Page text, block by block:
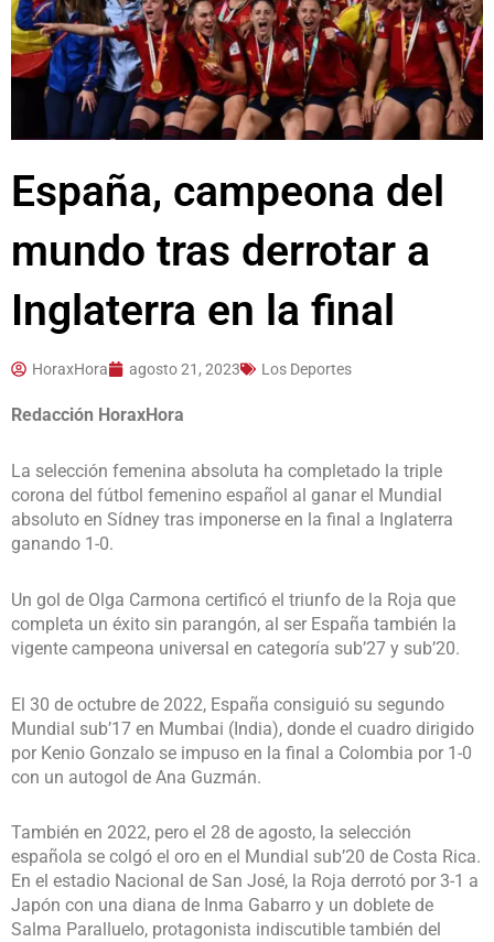
España, campeona del
mundo tras derrotar a
Inglaterra en la final
HoraxHora agosto 21, 2023 Los Deportes
Redacción HoraxHora
La selección femenina absoluta ha completado la triple
corona del fútbol femenino español al ganar el Mundial
absoluto en Sídney tras imponerse en la final a Inglaterra
ganando 1-0.
Un gol de Olga Carmona certificó el triunfo de la Roja que
completa un éxito sin parangón, al ser España también la
vigente campeona universal en categoría sub’27 y sub’20.
El 30 de octubre de 2022, España consiguió su segundo
Mundial sub’17 en Mumbai (India), donde el cuadro dirigido
por Kenio Gonzalo se impuso en la final a Colombia por 1-0
con un autogol de Ana Guzmán.
También en 2022, pero el 28 de agosto, la selección
española se colgó el oro en el Mundial sub’20 de Costa Rica.
En el estadio Nacional de San José, la Roja derrotó por 3-1 a
Japón con una diana de Inma Gabarro y un doblete de
Salma Paralluelo, protagonista indiscutible también del